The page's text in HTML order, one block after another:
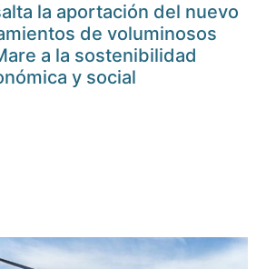
la aportación del nuevo
de voluminosos
a la sostenibilidad
y social